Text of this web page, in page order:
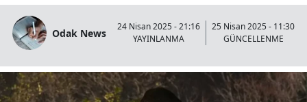
Odak News
24 Nisan 2025 - 21:16
YAYINLANMA
25 Nisan 2025 - 11:30
GÜNCELLENME